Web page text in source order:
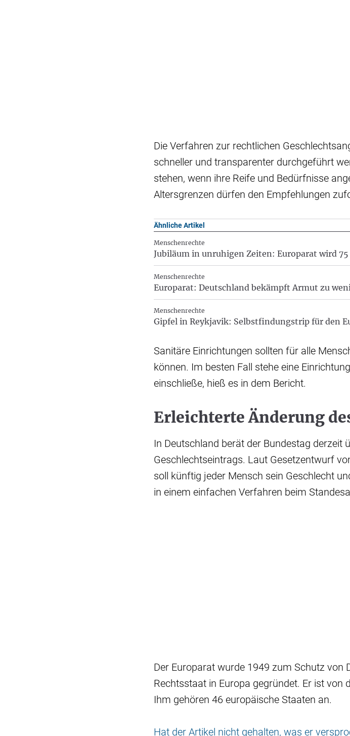
Die Verfahren zur rechtlichen
schneller und transparenter durchgeführt
stehen, wenn ihre Reife und Bedürfnisse
Altersgrenzen dürfen den Empfehlungen
Ähnliche Artikel
Menschenrechte
Jubiläum in unruhigen Zeiten: Europarat wird 75
Menschenrechte
Europarat: Deutschland bekämpft Armut zu
Menschenrechte
Gipfel in Reykjavik: Selbstfindungstrip für den
Sanitäre Einrichtungen sollten für alle
können. Im besten Fall stehe eine
einschließe, hieß es in dem Bericht.
Erleichterte Änderung
In Deutschland berät der Bundestag derzeit
Geschlechtseintrags. Laut Gesetzentwurf
soll künftig jeder Mensch sein Geschlecht
in einem einfachen Verfahren beim
Der Europarat wurde 1949 zum Schutz von
Rechtsstaat in Europa gegründet. Er ist von
Ihm gehören 46 europäische Staaten an.
Hat der Artikel nicht gehalten, was er